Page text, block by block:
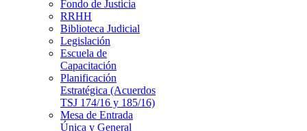
Fondo de Justicia
RRHH
Biblioteca Judicial
Legislación
Escuela de
Capacitación
Planificación
Estratégica (Acuerdos
TSJ 174/16 y 185/16)
Mesa de Entrada
Única y General